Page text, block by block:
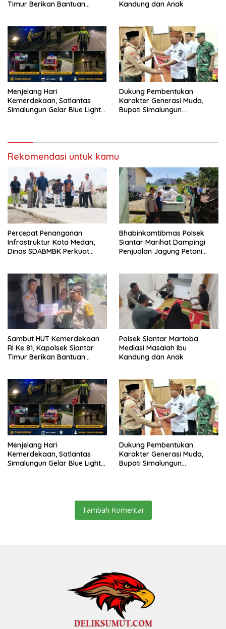
Timur Berikan Bantuan
Kandung dan Anak
Menjelang Hari
Kemerdekaan, Satlantas
Simalungun Gelar Blue Light
Dukung Pembentukan
Karakter Generasi Muda,
Bupati Simalungun
Rekomendasi untuk kamu
Percepat Penanganan
Infrastruktur Kota Medan,
Dinas SDABMBK Perkuat
Bhabinkamtibmas Polsek
Siantar Marihat Dampingi
Penjualan Jagung Petani
Sambut HUT Kemerdekaan
RI Ke 81, Kapolsek Siantar
Timur Berikan Bantuan
Polsek Siantar Martoba
Mediasi Masalah Ibu
Kandung dan Anak
Menjelang Hari
Kemerdekaan, Satlantas
Simalungun Gelar Blue Light
Dukung Pembentukan
Karakter Generasi Muda,
Bupati Simalungun
Tambah Komentar